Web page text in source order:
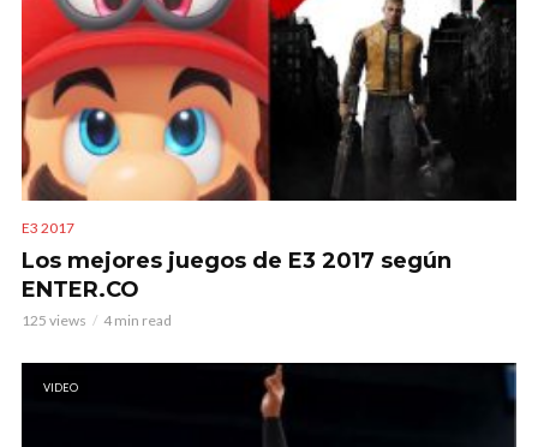
E3 2017
Los mejores juegos de E3 2017 según
ENTER.CO
125 views 4 min read
VIDEO